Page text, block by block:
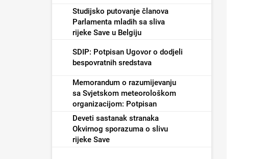
Studijsko putovanje članova
Parlamenta mladih sa sliva
rijeke Save u Belgiju
SDIP: Potpisan Ugovor o dodjeli
bespovratnih sredstava
Memorandum o razumijevanju
sa Svjetskom meteorološkom
organizacijom: Potpisan
Deveti sastanak stranaka
Okvirnog sporazuma o slivu
rijeke Save